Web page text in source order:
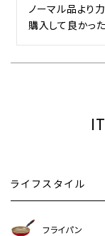
ノーマル品より
購入して良かった
ライフスタイル
フライパン